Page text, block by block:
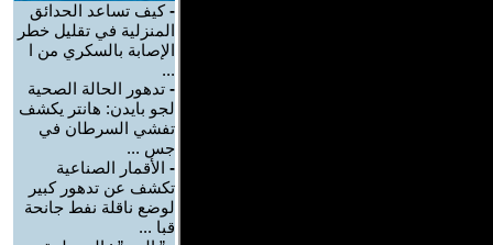
-كيف تساعد الحدائق
المنزلية في تقليل خطر
الإصابة بالسكري من ا
...
- تدهور الحالة الصحية
لجو بايدن: هانتر يكشف
تفشي السرطان في
جس ...
- الأقمار الصناعية
تكشف عن تدهور كبير
لوضع ناقلة نفط جانحة
قبا ...